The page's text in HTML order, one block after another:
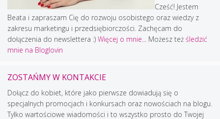
Cześć! Jestem
Beata i zapraszam Cię do rozwoju osobistego oraz wiedzy z
zakresu marketingu i przedsiębiorczości. Zachęcam do
dołączenia do newslettera :) Więcej o mnie... Możesz też śledzić
mnie na Bloglovin
ZOSTAŃMY W KONTAKCIE
Dołącz do kobiet, które jako pierwsze dowiadują się o
specjalnych promocjach i konkursach oraz nowościach na blogu.
Tylko wartościowe wiadomości i to wszystko prosto do Twojej